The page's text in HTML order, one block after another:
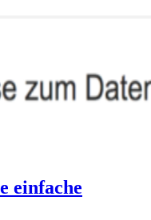
einfache